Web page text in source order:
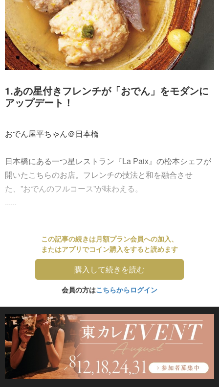
1.あの星付きフレンチが「おでん」をモダンに
アップデート！
おでん屋平ちゃん＠日本橋
日本橋にある一つ星レストラン『La Paix』の松本シェフが
開いたこちらのお店。フレンチの技法と和を融合させ
た、”おでんのフルコース”が味わえる。
......
この記事の続きは月額プラン会員への加入、
またはアプリでコイン購入をすると読めます
購入して続きを読む
会員の方はこちらからログイン